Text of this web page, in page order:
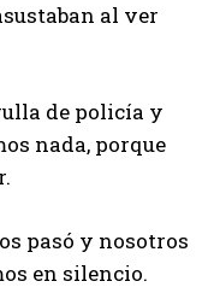
al ver
de policía y
nada, porque
pasó y nosotros
en silencio.